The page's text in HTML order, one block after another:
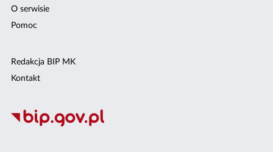
O serwisie
Pomoc
Redakcja BIP MK
Kontakt